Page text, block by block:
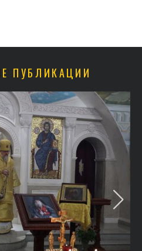
ПУБЛИКАЦИИ